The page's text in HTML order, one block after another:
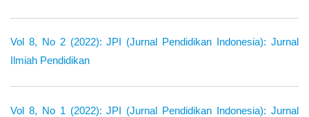
Vol 8, No 2 (2022): JPI (Jurnal Pendidikan Indonesia): Jurnal
Ilmiah Pendidikan
Vol 8, No 1 (2022): JPI (Jurnal Pendidikan Indonesia): Jurnal